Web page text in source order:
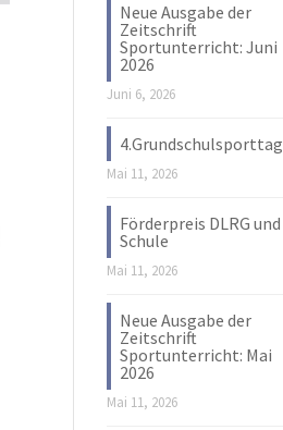
Neue Ausgabe der
Zeitschrift
Sportunterricht: Juni
2026
Juni 6, 2026
4.Grundschulsporttag
Mai 11, 2026
Förderpreis DLRG und
Schule
Mai 11, 2026
Neue Ausgabe der
Zeitschrift
Sportunterricht: Mai
2026
Mai 11, 2026